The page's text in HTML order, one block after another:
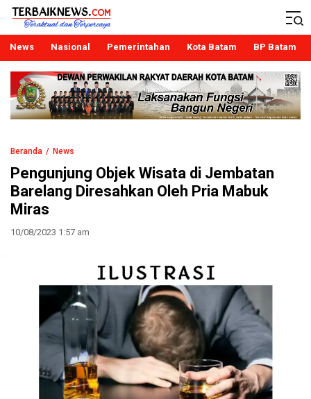
Terbaiknews
Teraktual dan Terpercaya
News Nasional Pemerintahan Kota Batam BP Batam
Beranda News
Pengunjung Objek Wisata di Jembatan
Barelang Diresahkan Oleh Pria Mabuk
Miras
10/08/2023 1:57 am